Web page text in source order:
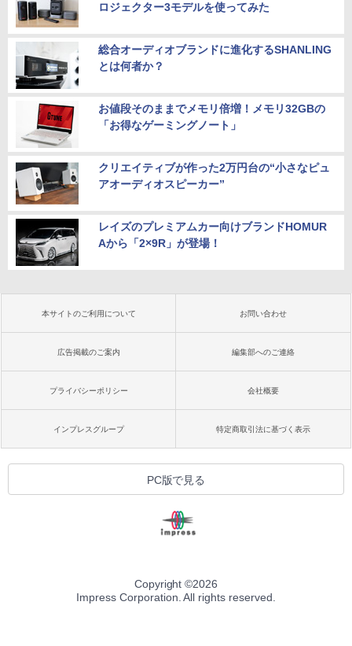
ロジェクター3モデルを使ってみた
総合オーディオブランドに進化するSHANLING
とは何者か？
お値段そのままでメモリ倍増！メモリ32GBの
「お得なゲーミングノート」
クリエイティブが作った2万円台の“小さなピュ
アオーディオスピーカー”
レイズのプレミアムカー向けブランドHOMUR
Aから「2×9R」が登場！
本サイトのご利用について お問い合わせ
広告掲載のご案内 編集部へのご連絡
プライバシーポリシー 会社概要
インプレスグループ 特定商取引法に基づく表示
PC版で見る
Copyright ©2026
Impress Corporation. All rights reserved.